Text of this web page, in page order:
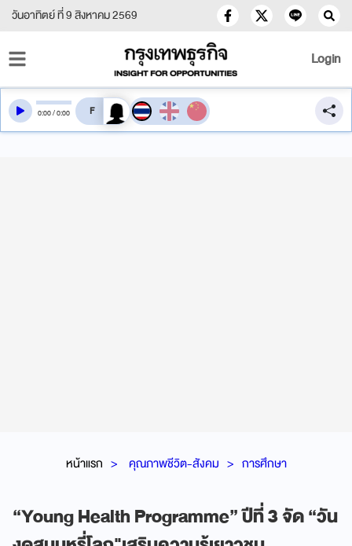
วันอาทิตย์ ที่ 9 สิงหาคม 2569
Login
หน้าแรก คุณภาพชีวิต-สังคม การศึกษา
“Young Health Programme” ปีที่ 3 จัด “วัน
0:00/0:00 สลับเสียงอ่าน